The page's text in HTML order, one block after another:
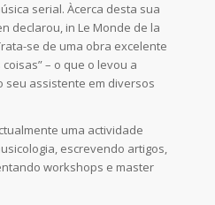
serial. Àcerca desta sua
declarou, in Le Monde de la
se de uma obra excelente
– o que o levou a
seu assistente em diversos
uma actividade
escrevendo artigos,
workshops e master